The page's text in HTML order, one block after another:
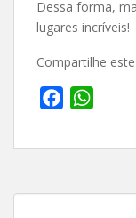
Dessa forma,
lugares incríveis!
Compartilhe
c
b
a
s